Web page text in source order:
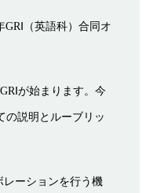
GRⅠ（英語科）合同オ
が始まります。今
の説明とルーブリッ
レーションを行う機